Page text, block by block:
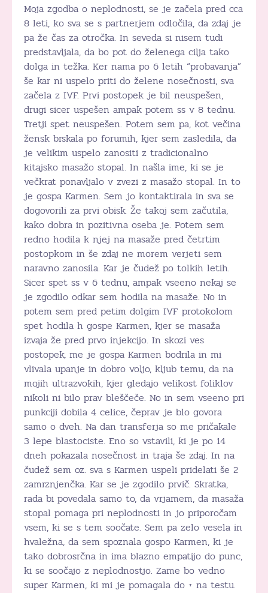
Moja zgodba o neplodnosti, se je začela pred cca
8 leti, ko sva se s partnerjem odločila, da zdaj je
pa že čas za otročka. In seveda si nisem tudi
predstavljala, da bo pot do želenega cilja tako
dolga in težka. Ker nama po 6 letih “probavanja”
še kar ni uspelo priti do želene nosečnosti, sva
začela z IVF. Prvi postopek je bil neuspešen,
drugi sicer uspešen ampak potem ss v 8 tednu.
Tretji spet neuspešen. Potem sem pa, kot večina
žensk brskala po forumih, kjer sem zasledila, da
je velikim uspelo zanositi z tradicionalno
kitajsko masažo stopal. In našla ime, ki se je
večkrat ponavljalo v zvezi z masažo stopal. In to
je gospa Karmen. Sem jo kontaktirala in sva se
dogovorili za prvi obisk. Že takoj sem začutila,
kako dobra in pozitivna oseba je. Potem sem
redno hodila k njej na masaže pred četrtim
postopkom in še zdaj ne morem verjeti sem
naravno zanosila. Kar je čudež po tolkih letih.
Sicer spet ss v 6 tednu, ampak vseeno nekaj se
je zgodilo odkar sem hodila na masaže. No in
potem sem pred petim dolgim IVF protokolom
spet hodila h gospe Karmen, kjer se masaža
izvaja že pred prvo injekcijo. In skozi ves
postopek, me je gospa Karmen bodrila in mi
vlivala upanje in dobro voljo, kljub temu, da na
mojih ultrazvokih, kjer gledajo velikost foliklov
nikoli ni bilo prav bleščeče. No in sem vseeno pri
punkciji dobila 4 celice, čeprav je blo govora
samo o dveh. Na dan transferja so me pričakale
3 lepe blastociste. Eno so vstavili, ki je po 14
dneh pokazala nosečnost in traja še zdaj. In na
čudež sem oz. sva s Karmen uspeli pridelati še 2
zamrznjenčka. Kar se je zgodilo prvič. Skratka,
rada bi povedala samo to, da vrjamem, da masaža
stopal pomaga pri neplodnosti in jo priporočam
vsem, ki se s tem soočate. Sem pa zelo vesela in
hvaležna, da sem spoznala gospo Karmen, ki je
tako dobrosrčna in ima blazno empatijo do punc,
ki se soočajo z neplodnostjo. Zame bo vedno
super Karmen, ki mi je pomagala do + na testu.